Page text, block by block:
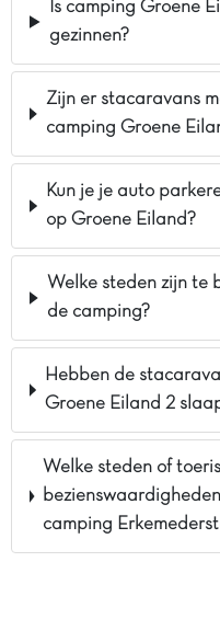
Is camping Groene
gezinnen?
Zijn er stacaravans
camping Groene
Kun je je auto
op Groene Eiland?
Welke steden zijn te
de camping?
Hebben de
Groene Eiland 2
Welke steden of
camping